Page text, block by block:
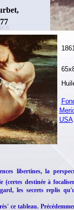
USA.
libertines, la
(certes destinée à
les secrets replis
ce tableau.